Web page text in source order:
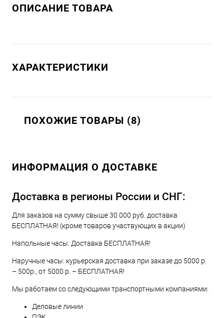
ОПИСАНИЕ ТОВАРА
ХАРАКТЕРИСТИКИ
ПОХОЖИЕ ТОВАРЫ (8)
ИНФОРМАЦИЯ О ДОСТАВКЕ
Доставка в регионы России и СНГ:
Для заказов на сумму свыше 30 000 руб. доставка
БЕСПЛАТНАЯ! (кроме товаров участвующих в акции)
Напольные часы: Доставка БЕСПЛАТНАЯ!
Наручные часы: курьерская доставка при заказе до 5000 р.
– 500р., от 5000 р. – БЕСПЛАТНАЯ!
Мы работаем со следующими транспортными компаниями:
Деловые линии